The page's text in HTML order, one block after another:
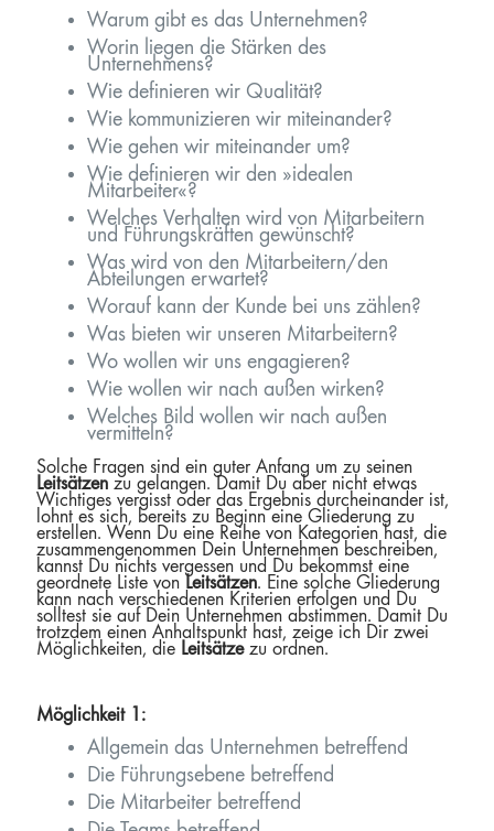
Warum gibt es das Unternehmen?
Worin liegen die Stärken des
Unternehmens?
Wie definieren wir Qualität?
Wie kommunizieren wir miteinander?
Wie gehen wir miteinander um?
Wie definieren wir den »idealen
Mitarbeiter«?
Welches Verhalten wird von Mitarbeitern
und Führungskräften gewünscht?
Was wird von den Mitarbeitern/den
Abteilungen erwartet?
Worauf kann der Kunde bei uns zählen?
Was bieten wir unseren Mitarbeitern?
Wo wollen wir uns engagieren?
Wie wollen wir nach außen wirken?
Welches Bild wollen wir nach außen
vermitteln?
Solche Fragen sind ein guter Anfang um zu seinen
Leitsätzen zu gelangen. Damit Du aber nicht etwas
Wichtiges vergisst oder das Ergebnis durcheinander ist,
lohnt es sich, bereits zu Beginn eine Gliederung zu
erstellen. Wenn Du eine Reihe von Kategorien hast, die
zusammengenommen Dein Unternehmen beschreiben,
kannst Du nichts vergessen und Du bekommst eine
geordnete Liste von Leitsätzen. Eine solche Gliederung
kann nach verschiedenen Kriterien erfolgen und Du
solltest sie auf Dein Unternehmen abstimmen. Damit Du
trotzdem einen Anhaltspunkt hast, zeige ich Dir zwei
Möglichkeiten, die Leitsätzezu ordnen.
Möglichkeit 1:
Allgemein das Unternehmen betreffend
Die Führungsebene betreffend
Die Mitarbeiter betreffend